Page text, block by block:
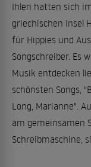
Ihlen hatten sich
griechischen Insel
für Hippies und
Songschreiber. Es
Musik entdecken
schönsten Songs,
Long, Marianne".
am gemeinsamen
Schreibmaschine,